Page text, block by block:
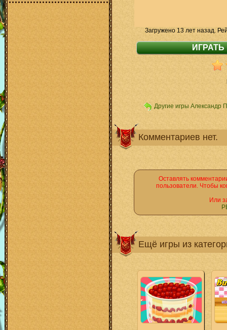
Загружено 13 лет назад.
Другие игры Александр
Комментариев нет.
Оставлять
пользователи. Чтобы
Или
Ещё игры из